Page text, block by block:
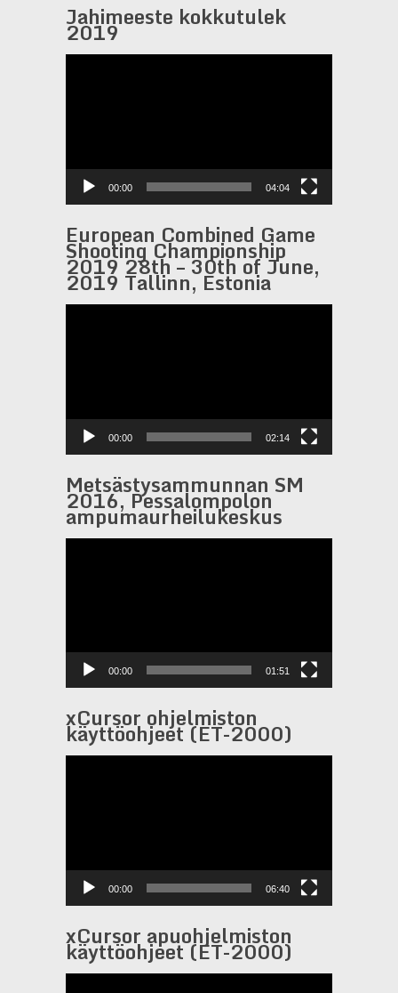
Jahimeeste kokkutulek
2019
00:00 04:04
European Combined Game
Shooting Championship
2019 28th – 30th of June,
2019 Tallinn, Estonia
00:00 02:14
Metsästysammunnan SM
2016, Pessalompolon
ampumaurheilukeskus
00:00 01:51
xCursor ohjelmiston
käyttöohjeet (ET-2000)
00:00 06:40
xCursor apuohjelmiston
käyttöohjeet (ET-2000)